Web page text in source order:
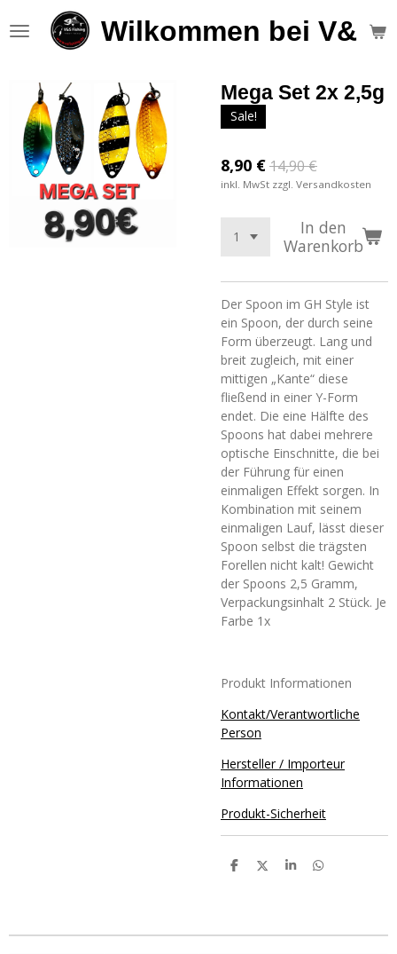
Hauptinhalt
Wilkommen bei V&S
Mega Set 2x 2,5g
Sale!
8,90 €14,90 €
inkl. MwSt zzgl. Versandkosten
In den
Warenkorb
Der Spoon im GH Style ist
ein Spoon, der durch seine
Form überzeugt. Lang und
breit zugleich, mit einer
mittigen „Kante“ diese
fließend in einer Y-Form
endet. Die eine Hälfte des
Spoons hat dabei mehrere
optische Einschnitte, die bei
der Führung für einen
einmaligen Effekt sorgen. In
Kombination mit seinem
einmaligen Lauf, lässt dieser
Spoon selbst die trägsten
Forellen nicht kalt! Gewicht
der Spoons 2,5 Gramm,
Verpackungsinhalt 2 Stück. Je
Farbe 1x
Produkt Informationen
Kontakt/Verantwortliche
Person
Hersteller / Importeur
Informationen
Produkt-Sicherheit
T
n
T
n
T
n
T
n